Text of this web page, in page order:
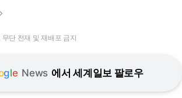
단 전재 및 재배포 금지
gle News 에서 세계일보 팔로우